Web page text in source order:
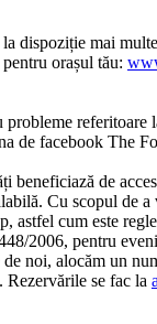
dispoziție mai
orașul tău:
probleme referitoare
de facebook The
beneficiază de
Cu scopul de
astfel cum este
2006, pentru
de noi, alocăm un
se fac la